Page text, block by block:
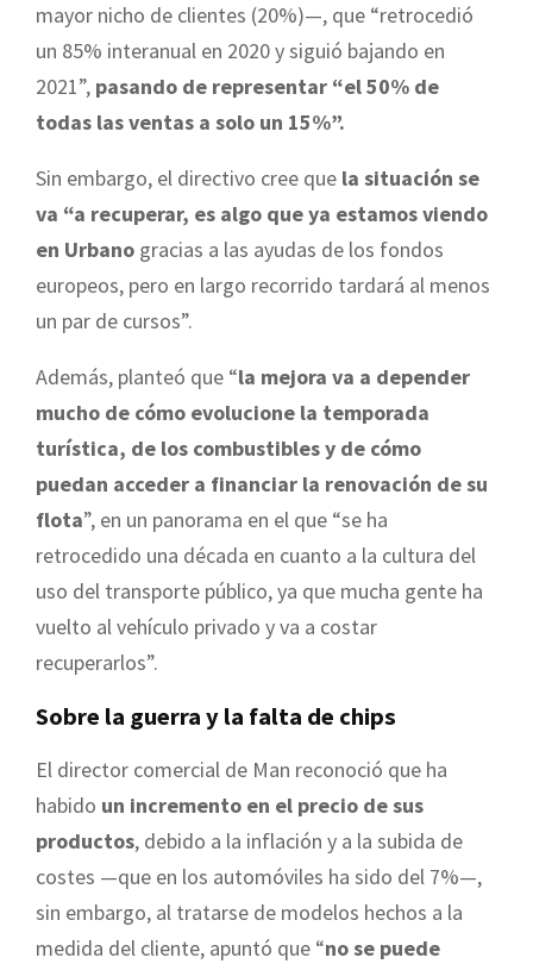
mayor nicho de clientes (20%)—, que “retrocedió
un 85% interanual en 2020 y siguió bajando en
2021”, pasando de representar “el 50% de
todas las ventas a solo un 15%”.
Sin embargo, el directivo cree que la situación se
va “a recuperar, es algo que ya estamos viendo
en Urbano gracias a las ayudas de los fondos
europeos, pero en largo recorrido tardará al menos
un par de cursos”.
Además, planteó que “la mejora va a depender
mucho de cómo evolucione la temporada
turística, de los combustibles y de cómo
puedan acceder a financiar la renovación de su
flota”, en un panorama en el que “se ha
retrocedido una década en cuanto a la cultura del
uso del transporte público, ya que mucha gente ha
vuelto al vehículo privado y va a costar
recuperarlos”.
Sobre la guerra y la falta de chips
El director comercial de Man reconoció que ha
habido un incremento en el precio de sus
productos, debido a la inflación y a la subida de
costes —que en los automóviles ha sido del 7%—,
sin embargo, al tratarse de modelos hechos a la
medida del cliente, apuntó que “no se puede